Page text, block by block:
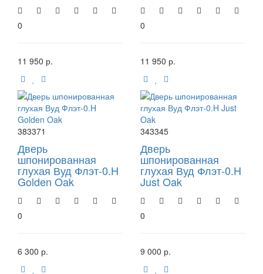
0
11 950 р.
0
11 950 р.
383371
Дверь
шпонированная
глухая Вуд Флэт-0.H
Golden Oak
0
6 300 р.
343345
Дверь
шпонированная
глухая Вуд Флэт-0.H
Just Oak
0
9 000 р.